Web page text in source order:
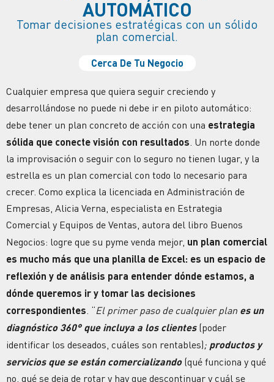
AUTOMÁTICO
Tomar decisiones estratégicas con un sólido
plan comercial.
Cerca De Tu Negocio
Cualquier empresa que quiera seguir creciendo y
desarrollándose no puede ni debe ir en piloto automático:
debe tener un plan concreto de acción con una estrategia
sólida que conecte visión con resultados . Un norte donde
la improvisación o seguir con lo seguro no tienen lugar, y la
estrella es un plan comercial con todo lo necesario para
crecer. Como explica la licenciada en Administración de
Empresas, Alicia Verna, especialista en Estrategia
Comercial y Equipos de Ventas, autora del libro Buenos
Negocios: logre que su pyme venda mejor, un plan comercial
es mucho más que una planilla de Excel: es un espacio de
reflexión y de análisis para entender dónde estamos, a
dónde queremos ir y tomar las decisiones
correspondientes . “El primer paso de cualquier plan es un
diagnóstico 360° que incluya a los clientes (poder
identificar los deseados, cuáles son rentables); productos y
servicios que se están comercializando (qué funciona y qué
no, qué se deja de rotar y hay que descontinuar y cuál se